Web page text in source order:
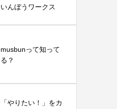
いんぼうワークス
musbunって知って
る？
「やりたい！」をカ